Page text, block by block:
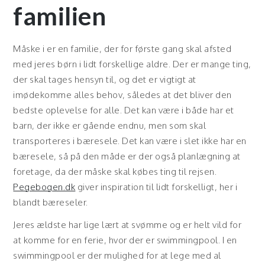
familien
Måske i er en familie, der for første gang skal afsted
med jeres børn i lidt forskellige aldre. Der er mange ting,
der skal tages hensyn til, og det er vigtigt at
imødekomme alles behov, således at det bliver den
bedste oplevelse for alle. Det kan være i både har et
barn, der ikke er gående endnu, men som skal
transporteres i bæresele. Det kan være i slet ikke har en
bæresele, så på den måde er der også planlægning at
foretage, da der måske skal købes ting til rejsen.
Pegebogen.dk giver inspiration til lidt forskelligt, her i
blandt bæreseler.
Jeres ældste har lige lært at svømme og er helt vild for
at komme for en ferie, hvor der er swimmingpool. I en
swimmingpool er der mulighed for at lege med al